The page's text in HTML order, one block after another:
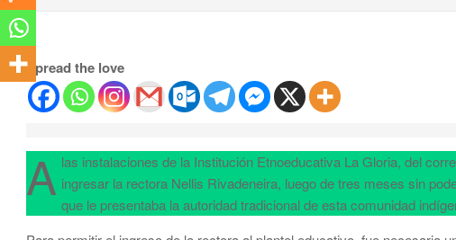
Spread the love
A las instalaciones de la Institución Etnoeducativa La Gloria, del
ingresar la rectora Nellis Rivadeneira, luego de tres meses sin
que le presentaba la autoridad tradicional de esta comunidad